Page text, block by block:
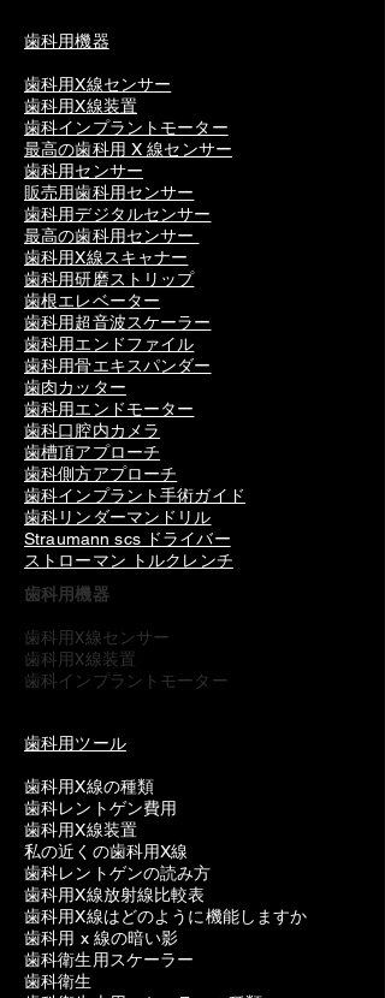
歯科用機器
歯科用X線センサー
歯科用X線装置
歯科インプラントモーター
最高の歯科用 X 線センサー
歯科用センサー
販売用歯科用センサー
歯科用デジタルセンサー
最高の歯科用センサー
歯科用X線スキャナー
歯科用研磨ストリップ
歯根エレベーター
歯科用超音波スケーラー
歯科用エンドファイル
歯科用骨エキスパンダー
歯肉カッター
歯科用エンドモーター
歯科口腔内カメラ
歯槽頂アプローチ
歯科側方アプローチ
歯科インプラント手術ガイド
歯科リンダーマンドリル
Straumann scs ドライバー
ストローマン トルクレンチ
歯科用機器
歯科用X線センサー
歯科用X線装置
歯科インプラントモーター
歯科用ツール
歯科用X線の種類
歯科レントゲン費用
歯科用X線装置
私の近くの歯科用X線
歯科レントゲンの読み方
歯科用X線放射線比較表
歯科用X線はどのように機能しますか
歯科用 x 線の暗い影
歯科衛生用スケーラー
歯科衛生